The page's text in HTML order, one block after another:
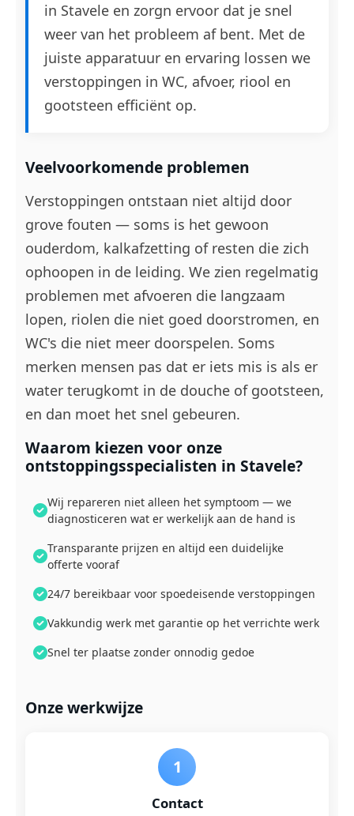
in Stavele en zorgn ervoor dat je snel
weer van het probleem af bent. Met de
juiste apparatuur en ervaring lossen we
verstoppingen in WC, afvoer, riool en
gootsteen efficiënt op.
Veelvoorkomende problemen
Verstoppingen ontstaan niet altijd door
grove fouten — soms is het gewoon
ouderdom, kalkafzetting of resten die zich
ophoopen in de leiding. We zien regelmatig
problemen met afvoeren die langzaam
lopen, riolen die niet goed doorstromen, en
WC's die niet meer doorspelen. Soms
merken mensen pas dat er iets mis is als er
water terugkomt in de douche of gootsteen,
en dan moet het snel gebeuren.
Waarom kiezen voor onze
ontstoppingsspecialisten in Stavele?
Wij repareren niet alleen het symptoom — we
diagnosticeren wat er werkelijk aan de hand is
Transparante prijzen en altijd een duidelijke
offerte vooraf
24/7 bereikbaar voor spoedeisende verstoppingen
Vakkundig werk met garantie op het verrichte werk
Snel ter plaatse zonder onnodig gedoe
Onze werkwijze
1
Contact